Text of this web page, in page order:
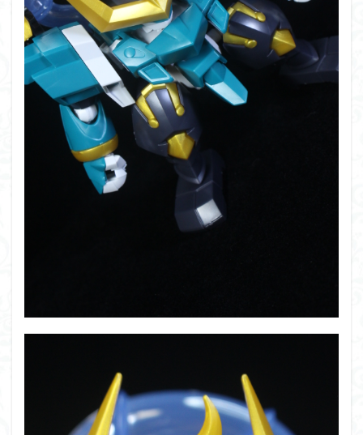
組み立て依頼 組立代行
組立依頼
蒼穹のファフナー
装甲娘 輝羅鋼
途中経過
遊戯王
遊模
配信特別企画
鉄血のオルフェンズ
閃光のハサウェイ
鬼滅の刃
魔神創造伝ワタル
魔神英雄伝ワタル
魔装機神
龍神丸 龍騎
ＳＲＷ